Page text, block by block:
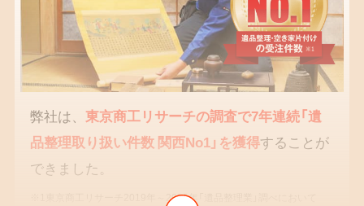
弊社は、東京商工リサーチの調査で7年連続「遺
品整理取り扱い件数 関西No1」を獲得することが
できました。
※1東京商工リサーチ2019年～2025年「遺品整理業」調べにおいて